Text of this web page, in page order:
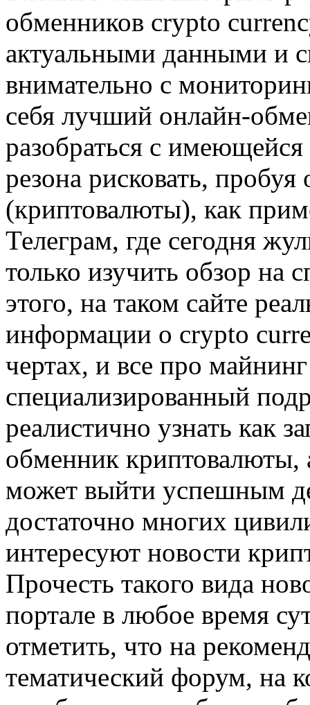
обменников crypto
актуальными данными и
внимательно с
себя лучший онлайн-
разобраться с
резона рисковать,
(криптовалюты), как
Телеграм, где сегодня
только изучить обзор на
этого, на таком сайте
информации о crypto
чертах, и все про
специализированный
реалистично узнать как
обменник криптовалюты,
может выйти успешным
достаточно многих
интересуют новости
Прочесть такого вида
портале в любое время
отметить, что на
тематический форум, на